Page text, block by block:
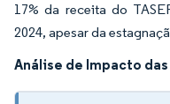
17% da receita do
2024, apesar da
Análise de Impacto